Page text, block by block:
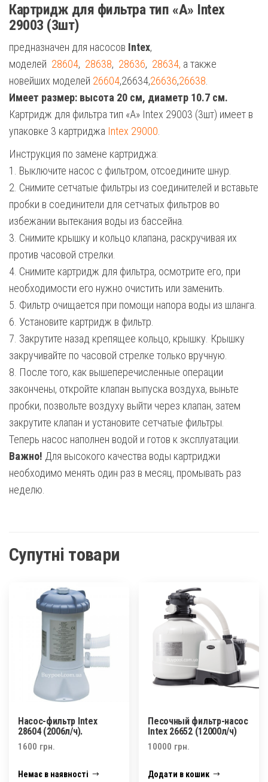
Картридж для фильтра тип «A» Intex
29003 (3шт)
предназначен для насосов Intex,
моделей 28604, 28638, 28636, 28634, а также
новейших моделей 26604,26634,26636,26638
Имеет размер: высота 20 см, диаметр 10.7 см.
Картридж для фильтра тип «A» Intex 29003 (3шт) имеет в
упаковке 3 картриджа Intex 29000
Инструкция по замене картриджа:
1. Выключите насос с фильтром, отсоедините шнур.
2. Снимите сетчатые фильтры из соединителей и вставьте
пробки в соединители для сетчатых фильтров во
избежании вытекания воды из бассейна.
3. Снимите крышку и кольцо клапана, раскручивая их
против часовой стрелки.
4. Снимите картридж для фильтра, осмотрите его, при
необходимости его нужно очистить или заменить.
5. Фильтр очищается при помощи напора воды из шланга.
6. Установите картридж в фильтр.
7. Закрутите назад крепящее кольцо, крышку. Крышку
закручивайте по часовой стрелке только вручную.
8. После того, как вышеперечисленные операции
закончены, откройте клапан выпуска воздуха, выньте
пробки, позвольте воздуху выйти через клапан, затем
закрутите клапан и установите сетчатые фильтры.
Теперь насос наполнен водой и готов к эксплуатации.
Важно! Для высокого качества воды картриджи
необходимо менять один раз в месяц, промывать раз
неделю.
Супутні товари
Насос-фильтр Intex
28604 (2006л/ч).
1600 грн.
Немає в наявності
Песочный фильтр-насос
Intex 26652 (12000л/ч)
10000 грн.
Додати в кошик